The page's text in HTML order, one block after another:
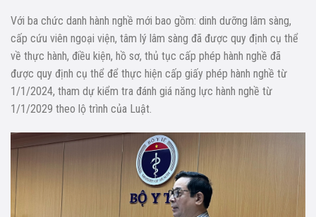
Với ba chức danh hành nghề mới bao gồm: dinh dưỡng lâm sàng,
cấp cứu viên ngoại viện, tâm lý lâm sàng đã được quy định cụ thể
về thực hành, điều kiện, hồ sơ, thủ tục cấp phép hành nghề đã
được quy định cụ thể để thực hiện cấp giấy phép hành nghề từ
1/1/2024, tham dự kiểm tra đánh giá năng lực hành nghề từ
1/1/2029 theo lộ trình của Luật.